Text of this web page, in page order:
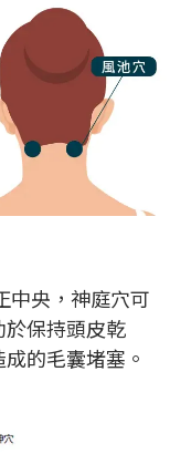
中央，神庭穴可
保持頭皮乾
的毛囊堵塞。